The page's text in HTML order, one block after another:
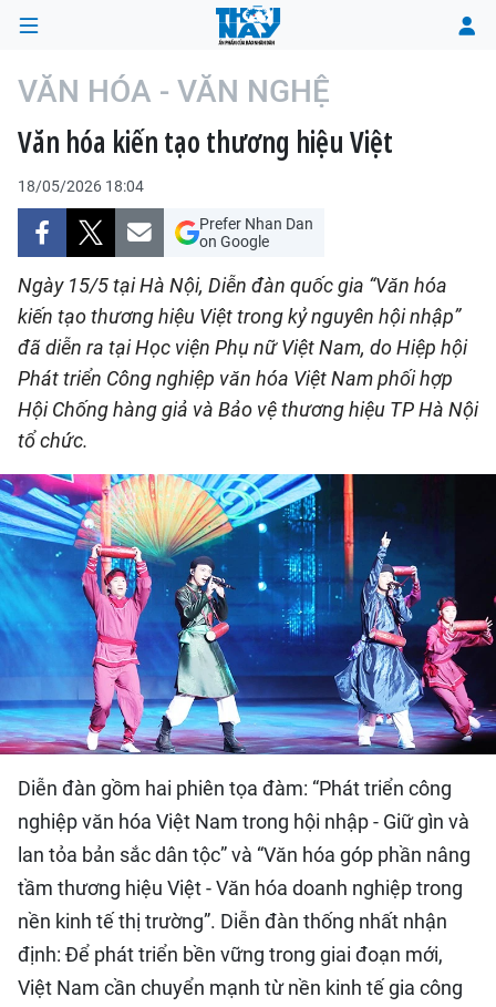
TRANG CHỦ
THỜI SỰ
CHÍNH TRỊ
XÃ HỘI
ĐÔ THỊ
VĂN HÓA - VĂN NGHỆ
QUỐC TẾ
THỂ THAO
DU LỊCH
HỒ SƠ - TƯ LIỆU
NHÂN DÂN ĐIỆN TỬ
NHÂN DÂN HẰNG THÁNG
NHÂN DÂN CUỐI TUẦN
VĂN HÓA - VĂN NGHỆ
Văn hóa kiến tạo thương hiệu Việt
18/05/2026 18:04
Prefer Nhan Dan
on Google
Ngày 15/5 tại Hà Nội, Diễn đàn quốc gia “Văn hóa
kiến tạo thương hiệu Việt trong kỷ nguyên hội nhập”
đã diễn ra tại Học viện Phụ nữ Việt Nam, do Hiệp hội
Phát triển Công nghiệp văn hóa Việt Nam phối hợp
Hội Chống hàng giả và Bảo vệ thương hiệu TP Hà Nội
tổ chức.
Diễn đàn gồm hai phiên tọa đàm: “Phát triển công
nghiệp văn hóa Việt Nam trong hội nhập - Giữ gìn và
lan tỏa bản sắc dân tộc” và “Văn hóa góp phần nâng
tầm thương hiệu Việt - Văn hóa doanh nghiệp trong
nền kinh tế thị trường”. Diễn đàn thống nhất nhận
định: Để phát triển bền vững trong giai đoạn mới,
Việt Nam cần chuyển mạnh từ nền kinh tế gia công